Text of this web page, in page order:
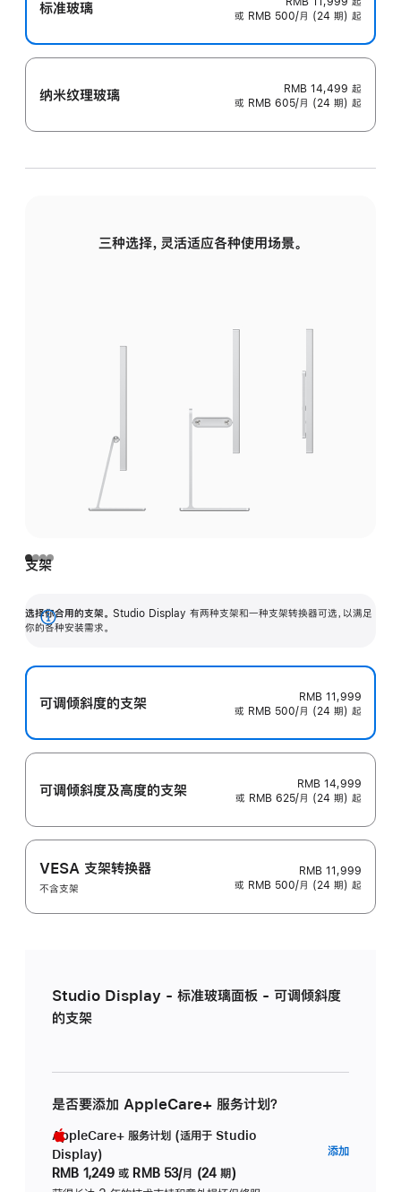
标准玻璃
或 RMB 500/月 (24 期) 起
纳米纹理玻璃 RMB 14,499 起
或 RMB 605/月 (24 期) 起
三种选择，灵活适应各种使用场景。
支架
选择你合用的支架。 Studio Display 有两种支架和一种支架转换器可选，以满足
你的各种安装需求。
展
可调倾斜度的支架
RMB 11,999
或 RMB 500/月 (24 期) 起
可调倾斜度及高‍度的支‍架
RMB 14,999
或 RMB 625/月 (24 期) 起
VESA 支架转换器
不含支架
RMB 11,999
或 RMB 500/月 (24 期) 起
Studio Display - 标准玻璃面板 - 可调倾斜度
的支架
是否要添加 AppleCare+ 服务计划？
AppleCare+ 服务计划 (适用于 Studio
Display)
RMB 1,249 或 RMB 53/月 (24 期)
添加